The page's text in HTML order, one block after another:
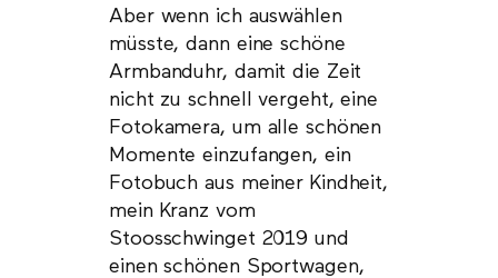
Aber wenn ich auswählen
müsste, dann eine schöne
Armbanduhr, damit die Zeit
nicht zu schnell vergeht, eine
Fotokamera, um alle schönen
Momente einzufangen, ein
Fotobuch aus meiner Kindheit,
mein Kranz vom
Stoosschwinget 2019 und
einen schönen Sportwagen,